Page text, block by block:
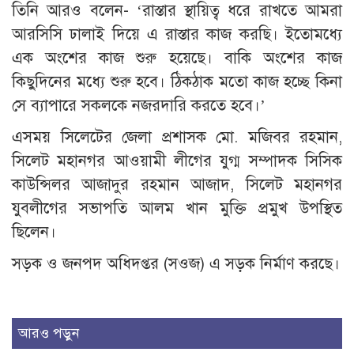
তিনি আরও বলেন- ‘রাস্তার স্থায়িত্ব ধরে রাখতে আমরা
আরসিসি ঢালাই দিয়ে এ রাস্তার কাজ করছি। ইতোমধ্যে
এক অংশের কাজ শুরু হয়েছে। বাকি অংশের কাজ
কিছুদিনের মধ্যে শুরু হবে। ঠিকঠাক মতো কাজ হচ্ছে কিনা
সে ব্যাপারে সকলকে নজরদারি করতে হবে।’
এসময় সিলেটের জেলা প্রশাসক মো. মজিবর রহমান,
সিলেট মহানগর আওয়ামী লীগের যুগ্ম সম্পাদক সিসিক
কাউন্সিলর আজাদুর রহমান আজাদ, সিলেট মহানগর
যুবলীগের সভাপতি আলম খান মুক্তি প্রমুখ উপস্থিত
ছিলেন।
সড়ক ও জনপদ অধিদপ্তর (সওজ) এ সড়ক নির্মাণ করছে।
আরও পড়ুন